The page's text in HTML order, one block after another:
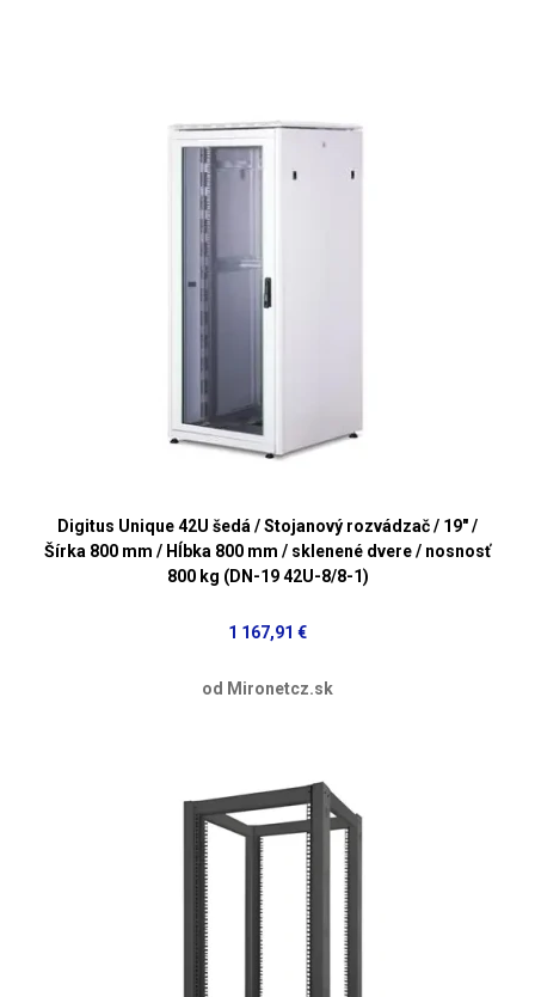
Digitus Unique 42U šedá / Stojanový rozvádzač / 19" /
Šírka 800 mm / Hĺbka 800 mm / sklenené dvere / nosnosť
800 kg (DN-19 42U-8/8-1)
1 167,91 €
od Mironetcz.sk